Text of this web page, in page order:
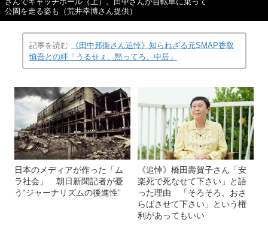
さんでキャッチボール（上）。田中さんが自転車に乗って
公園を走る姿も（荒井幸博さん提供）
記事を読む
《田中邦衛さん追悼》知られざる元SMAP香取
慎吾との絆「うるせぇ、黙ってろ、中居」
日本のメディアが作った「ム
ラ社会」 朝日新聞記者が憂
う“ジャーナリズムの後進性”
《追悼》橋田壽賀子さん「安
楽死で死なせて下さい」と語
った理由 「そろそろ、おさ
らばさせて下さい」という権
利があってもいい